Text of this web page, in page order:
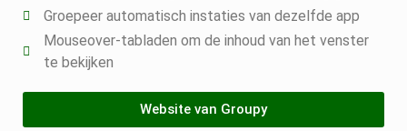
Groepeer automatisch instaties van dezelfde app
Mouseover-tabladen om de inhoud van het venster
te bekijken
Website van Groupy